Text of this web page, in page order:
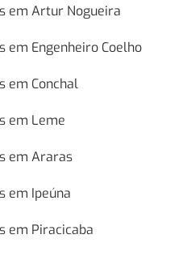
em Artur Nogueira
em Engenheiro Coelho
em Conchal
em Leme
em Araras
em Ipeúna
em Piracicaba